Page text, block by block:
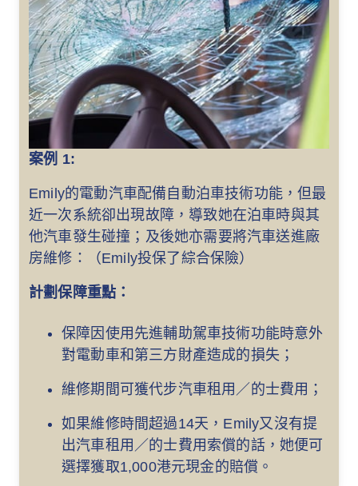
同款新車賠償
保障可長達三
年，更包括相
關的稅務優惠
金額**
由客戶承擔之
「改善分擔」
豁免期可長達
三年，包括相
關的稅務優惠
於充電時導致
的電池損壞
由客戶擁有的
電動汽車充電
汽車充電器損
壞責任保障
每次意外高
達
港元
20,000,000港
案例 1:
Emily的電動汽車配備自動泊車技術功能，但最
近一次系統卻出現故障，導致她在泊車時與其
他汽車發生碰撞；及後她亦需要將汽車送進廠
房維修：（Emily投保了綜合保險）
計劃保障重點：
保障因使用先進輔助駕車技術功能時意外
對電動車和第三方財產造成的損失；
維修期間可獲代步汽車租用／的士費用；
如果維修時間超過14天，Emily又沒有提
出汽車租用／的士費用索償的話，她便可
選擇獲取1,000港元現金的賠償。